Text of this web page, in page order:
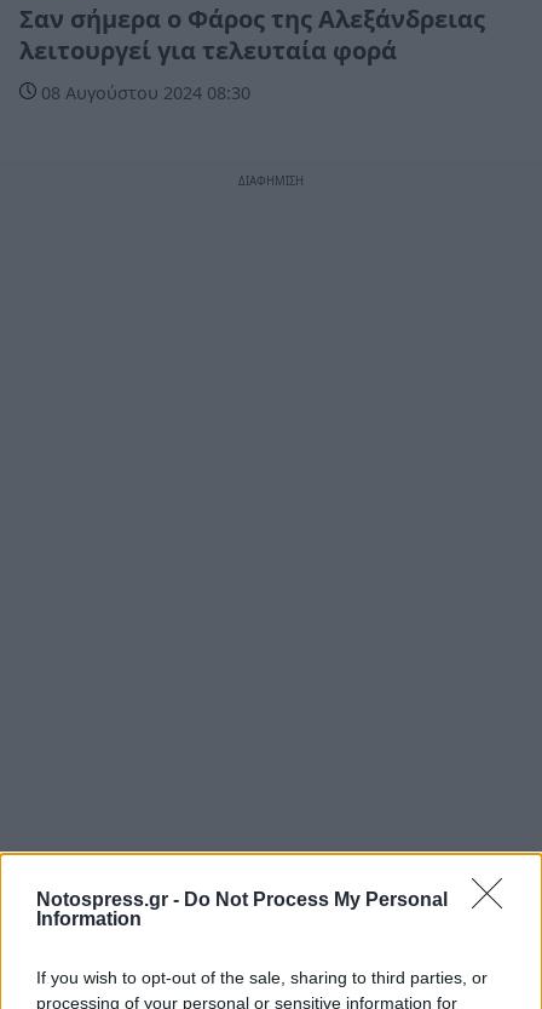
Notospress.gr - Do Not Process My Personal
Information
If you wish to opt-out of the sale, sharing to third parties, or
processing of your personal or sensitive information for
Σαν σήμερα ο Φάρος της Αλεξάνδρειας
λειτουργεί για τελευταία φορά
08 Αυγούστου 2024 08:30